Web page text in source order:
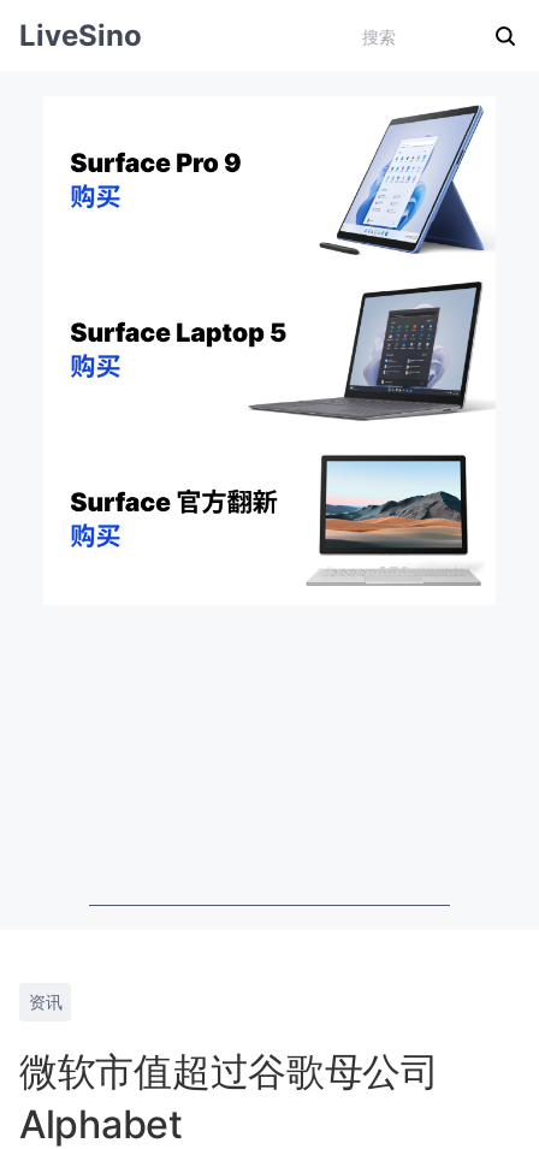
LiveSino
资讯
微软市值超过谷歌母公司
Alphabet